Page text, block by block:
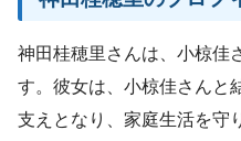
神田桂穂里さんは、小椋佳
す。彼女は、小椋佳さんと
支えとなり、家庭生活を守